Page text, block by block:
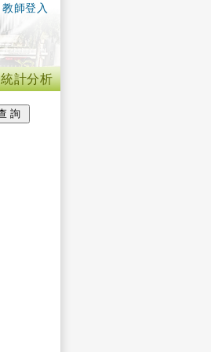
教師登入
統計分析